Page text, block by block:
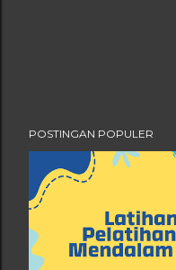
POSTINGAN POPULER